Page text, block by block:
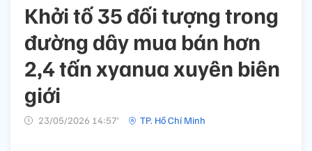
Khởi tố 35 đối tượng trong
đường dây mua bán hơn
2,4 tấn xyanua xuyên biên
giới
23/05/2026 14:57’ TP. Hồ Chí Minh